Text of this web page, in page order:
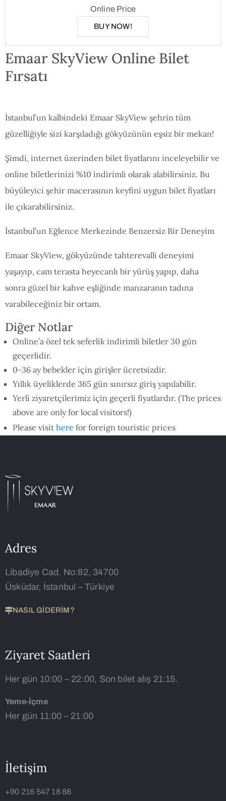
Online Price
BUY NOW!
Emaar SkyView Online Bilet
Fırsatı
İstanbul’un kalbindeki Emaar SkyView şehrin tüm
güzelliğiyle sizi karşıladığı gökyüzünün eşsiz bir mekan!
Şimdi, internet üzerinden bilet fiyatlarını inceleyebilir ve
online biletlerinizi %10 indirimli olarak alabilirsiniz. Bu
büyüleyici şehir macerasının keyfini uygun bilet fiyatları
ile çıkarabilirsiniz.
İstanbul’un Eğlence Merkezinde Benzersiz Bir Deneyim
Emaar SkyView, gökyüzünde tahterevalli deneyimi
yaşayıp, cam terasta heyecanlı bir yürüş yapıp, daha
sonra güzel bir kahve eşliğinde manzaranın tadına
varabileceğiniz bir ortam.
Diğer Notlar
Online’a özel tek seferlik indirimli biletler 30 gün
geçerlidir.
0-36 ay bebekler için girişler ücretsizdir.
Yıllık üyeliklerde 365 gün sınırsız giriş yapılabilir.
Yerli ziyaretçilerimiz için geçerli fiyatlardır. (The prices
above are only for local visitors!)
Please visit here for foreign touristic prices
Adres
Libadiye Cad. No:82, 34700
Üsküdar, İstanbul – Türkiye
NASIL GİDERİM?
Ziyaret Saatleri
Her gün 10:00 – 22:00, Son bilet alış 21:15.
Yeme-İçme
Her gün 11:00 – 21:00
İletişim
+90 216 547 18 88